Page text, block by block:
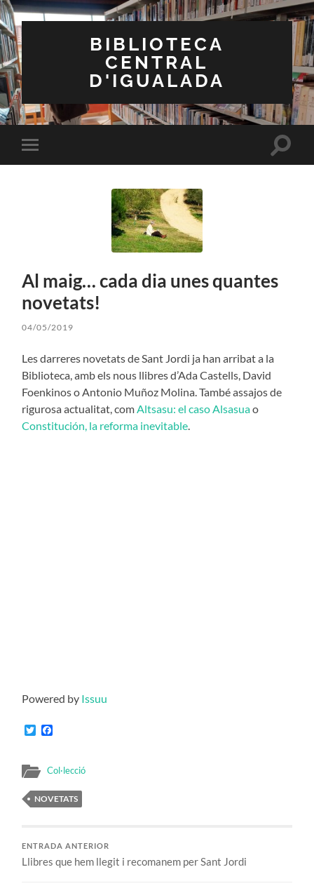
BIBLIOTECA
CENTRAL
D'IGUALADA
Toggle
mobile
Toggle
Al maig… cada dia unes quantes
novetats!
04/05/2019
Les darreres novetats de Sant Jordi ja han arribat a la
Biblioteca, amb els nous llibres d’Ada Castells, David
Foenkinos o Antonio Muñoz Molina. També assajos de
rigurosa actualitat, com Altsasu: el caso Alsasuao
Constitución, la reforma inevitable
Powered by Issuu
Twitter
Col·lecció
NOVETATS
ENTRADA ANTERIOR
Llibres que hem llegit i recomanem per Sant Jordi